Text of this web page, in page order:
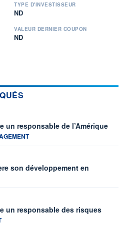
TYPE D'INVESTISSEUR
ND
VALEUR DERNIER COUPON
ND
un responsable de l’Amérique
son développement en
fournie par
un responsable des risques